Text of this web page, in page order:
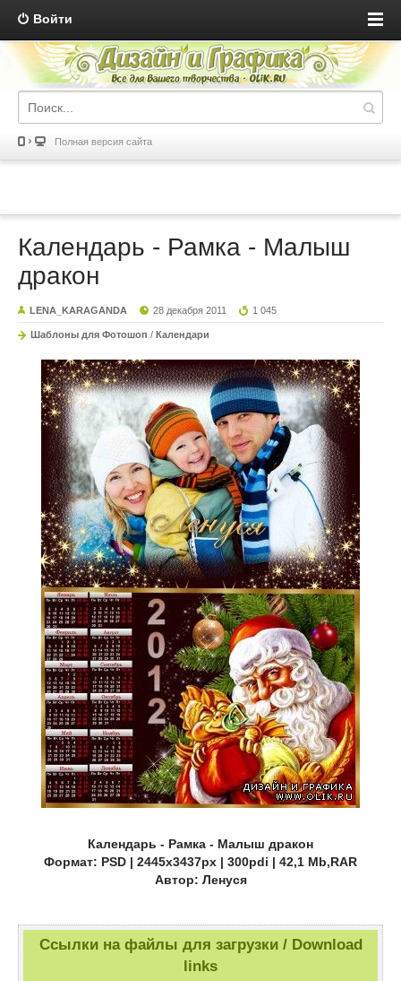
Войти
Полная версия сайта
Календарь - Рамка - Малыш
дракон
LENA_KARAGANDA 28 декабря 2011 1 045
Шаблоны для Фотошоп / Календари
Календарь - Рамка - Малыш дракон
Формат: PSD | 2445x3437px | 300pdi | 42,1 Mb,RAR
Автор: Ленуся
Ссылки на файлы для загрузки / Download
links